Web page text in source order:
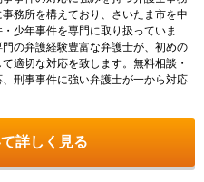
務所を構えており、さいたま市を中
少年事件を専門に取り扱っていま
の弁護経験豊富な弁護士が、初めの
適切な対応を致します。無料相談・
刑事事件に強い弁護士が一から対応
詳しく見る